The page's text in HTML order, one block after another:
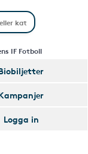
IF Fotboll
Logga in